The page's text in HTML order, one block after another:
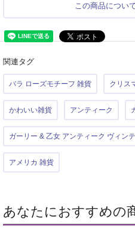
この商品につい
関連タグ
バラ ローズモチーフ 雑貨 クリス
かわいい雑貨 アンティーク
ガーリー & 乙女 アンティーク ヴィン
アメリカ 雑貨
あなたにおすすめの